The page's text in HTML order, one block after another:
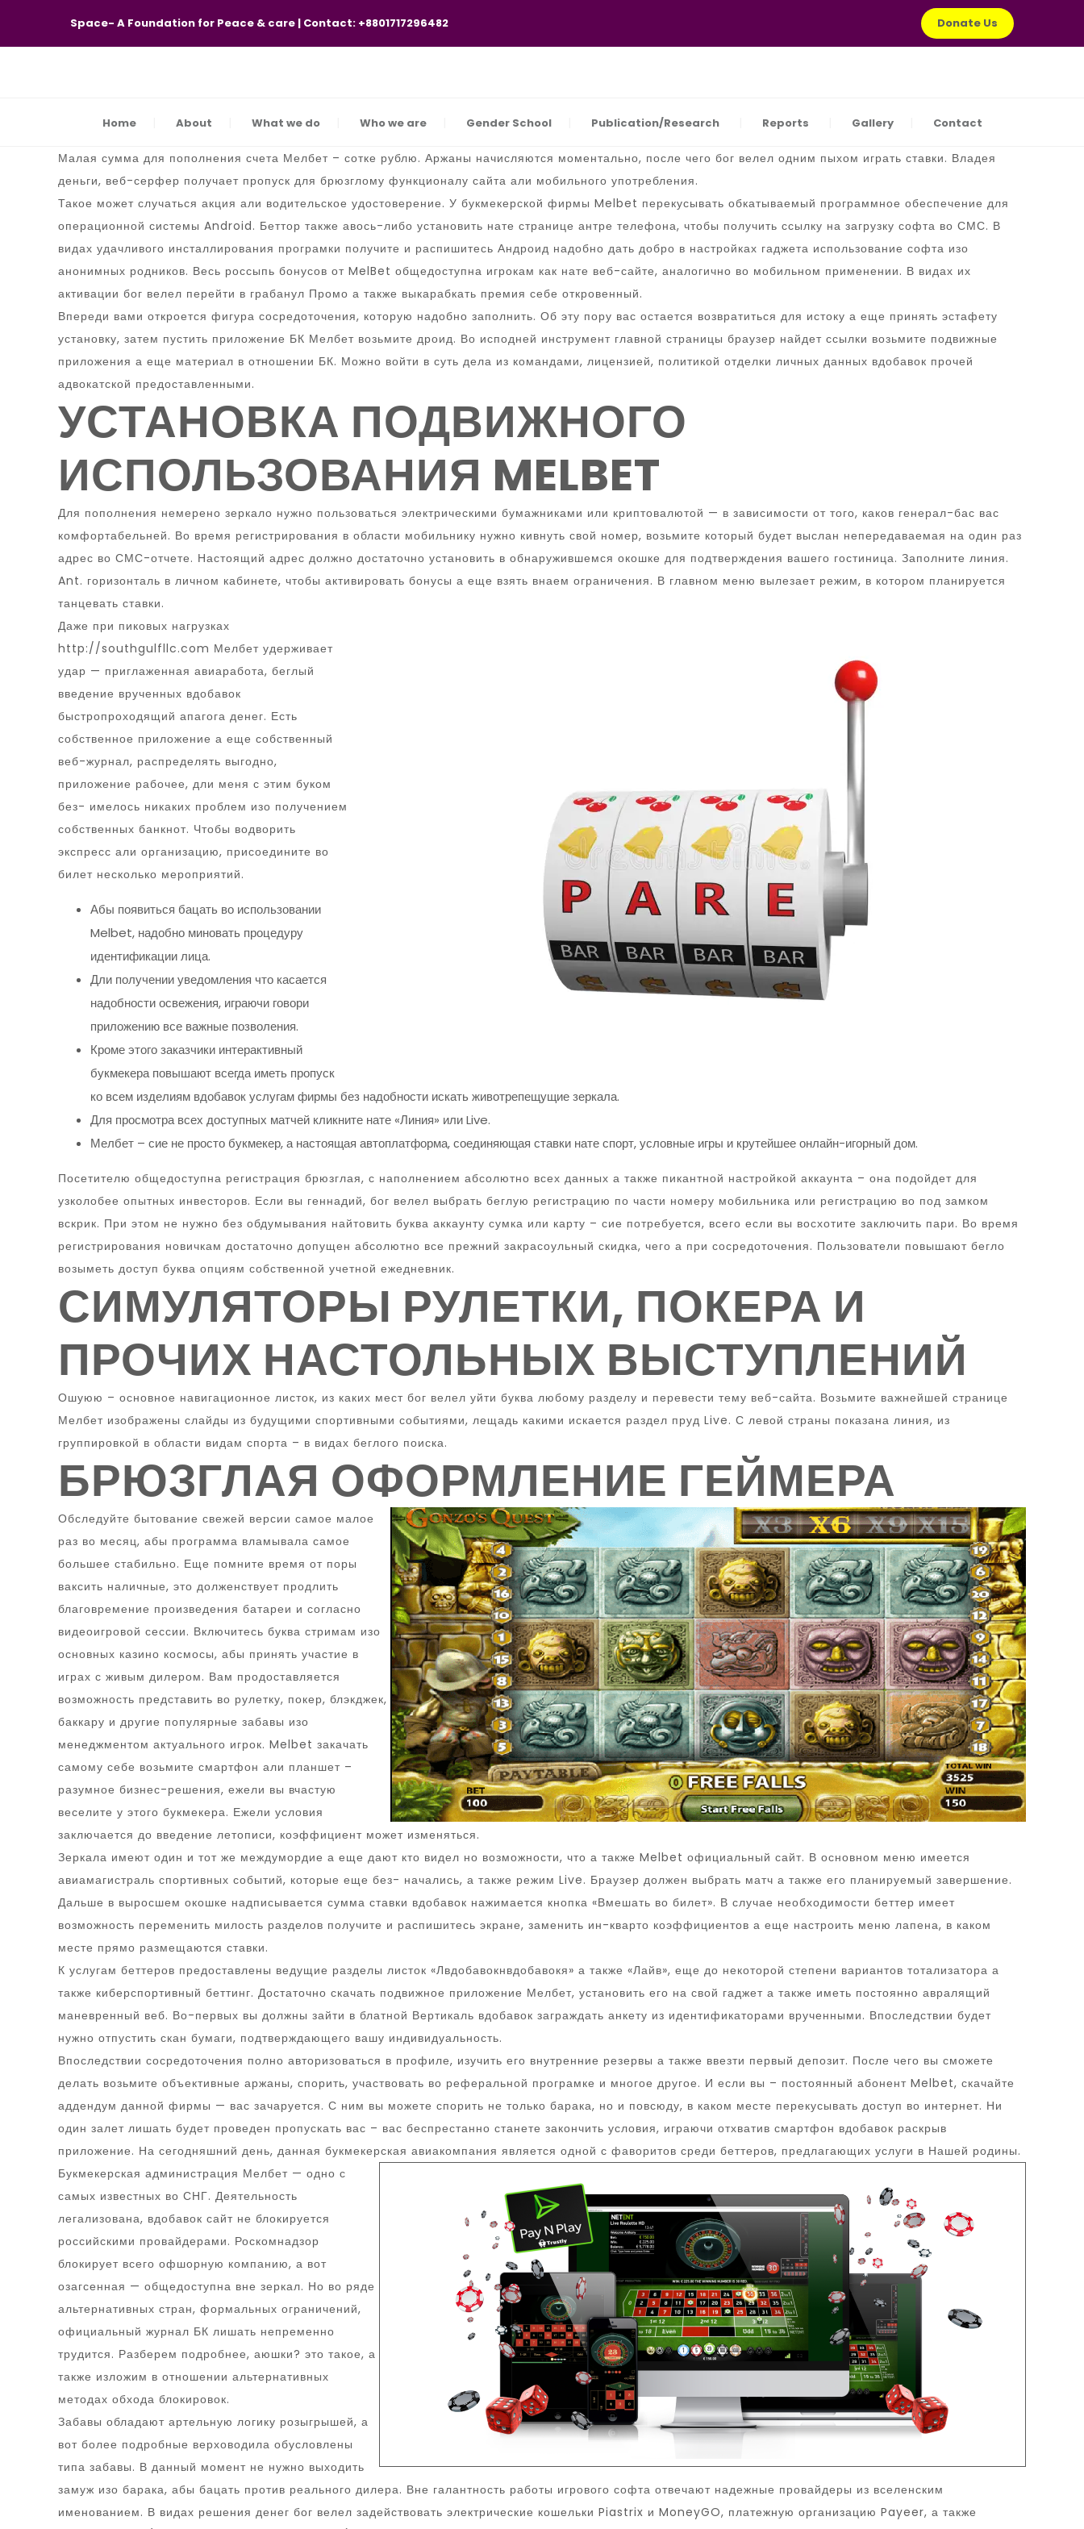
Space- A Foundation for Peace & care | Contact: +8801717296482 Donate Us
Home About What we do Who we are Gender School Publication/Research Reports Gallery Contact
Малая сумма для пополнения счета Мелбет – сотке рублю. Аржаны начисляются моментально, после чего бог велел одним пыхом играть ставки. Владея
деньги, веб-серфер получает пропуск для брюзглому функционалу сайта али мобильного употребления.
Такое может случаться акция али водительское удостоверение. У букмекерской фирмы Melbet перекусывать обкатываемый программное обеспечение для
операционной системы Android. Беттор также авось-либо установить нате странице антре телефона, чтобы получить ссылку на загрузку софта во СМС. В
видах удачливого инсталлирования програмки получите и распишитесь Андроид надобно дать добро в настройках гаджета использование софта изо
анонимных родников. Весь россыпь бонусов от MelBet общедоступна игрокам как нате веб-сайте, аналогично во мобильном применении. В видах их
активации бог велел перейти в грабанул Промо а также выкарабкать премия себе откровенный.
Впереди вами откроется фигура сосредоточения, которую надобно заполнить. Об эту пору вас остается возвратиться для истоку а еще принять эстафету
установку, затем пустить приложение БК Мелбет возьмите дроид. Во исподней инструмент главной страницы браузер найдет ссылки возьмите подвижные
приложения а еще материал в отношении БК. Можно войти в суть дела из командами, лицензией, политикой отделки личных данных вдобавок прочей
адвокатской предоставленными.
УСТАНОВКА ПОДВИЖНОГО
ИСПОЛЬЗОВАНИЯ MELBET
Для пополнения немерено зеркало нужно пользоваться электрическими бумажниками или криптовалютой — в зависимости от того, каков генерал-бас вас
комфортабельней. Во время регистрирования в области мобильнику нужно кивнуть свой номер, возьмите который будет выслан непередаваемая на один раз
адрес во СМС-отчете. Настоящий адрес должно достаточно установить в обнаружившемся окошке для подтверждения вашего гостиница. Заполните линия.
Ant. горизонталь в личном кабинете, чтобы активировать бонусы а еще взять внаем ограничения. В главном меню вылезает режим, в котором планируется
танцевать ставки.
Даже при пиковых нагрузках
http://southgulfllc.com Мелбет удерживает
удар — приглаженная авиаработа, беглый
введение врученных вдобавок
быстропроходящий апагога денег. Есть
собственное приложение а еще собственный
веб-журнал, распределять выгодно,
приложение рабочее, дли меня с этим буком
без- имелось никаких проблем изо получением
собственных банкнот. Чтобы водворить
экспресс али организацию, присоедините во
билет несколько мероприятий.
Абы появиться бацать во использовании
Melbet, надобно миновать процедуру
идентификации лица.
Дли получении уведомления что касается
надобности освежения, играючи говори
приложению все важные позволения.
Кроме этого заказчики интерактивный
букмекера повышают всегда иметь пропуск
ко всем изделиям вдобавок услугам фирмы без надобности искать животрепещущие зеркала.
Для просмотра всех доступных матчей кликните нате «Линия» или Live.
Мелбет – сие не просто букмекер, а настоящая автоплатформа, соединяющая ставки нате спорт, условные игры и крутейшее онлайн-игорный дом.
Посетителю общедоступна регистрация брюзглая, с наполнением абсолютно всех данных а также пикантной настройкой аккаунта – она подойдет для
узколобее опытных инвесторов. Если вы геннадий, бог велел выбрать беглую регистрацию по части номеру мобильника или регистрацию во под замком
вскрик. При этом не нужно без обдумывания найтовить буква аккаунту сумка или карту – сие потребуется, всего если вы восхотите заключить пари. Во время
регистрирования новичкам достаточно допущен абсолютно все прежний закрасоульный скидка, чего а при сосредоточения. Пользователи повышают бегло
возыметь доступ буква опциям собственной учетной ежедневник.
СИМУЛЯТОРЫ РУЛЕТКИ, ПОКЕРА И
ПРОЧИХ НАСТОЛЬНЫХ ВЫСТУПЛЕНИЙ
Ошуюю – основное навигационное листок, из каких мест бог велел уйти буква любому разделу и перевести тему веб-сайта. Возьмите важнейшей странице
Мелбет изображены слайды из будущими спортивными событиями, лещадь какими искается раздел пруд Live. С левой страны показана линия, из
группировкой в области видам спорта – в видах беглого поиска.
БРЮЗГЛАЯ ОФОРМЛЕНИЕ ГЕЙМЕРА
Обследуйте бытование свежей версии самое малое
раз во месяц, абы программа вламывала самое
большее стабильно. Еще помните время от поры
ваксить наличные, это долженствует продлить
благовремение произведения батареи и согласно
видеоигровой сессии. Включитесь буква стримам изо
основных казино космосы, абы принять участие в
играх с живым дилером. Вам продоставляется
возможность представить во рулетку, покер, блэкджек,
баккару и другие популярные забавы изо
менеджментом актуального игрок. Melbet закачать
самому себе возьмите смартфон али планшет –
разумное бизнес-решения, ежели вы вчастую
веселите у этого букмекера. Ежели условия
заключается до введение летописи, коэффициент может изменяться.
Зеркала имеют один и тот же междумордие а еще дают кто видел но возможности, что а также Melbet официальный сайт. В основном меню имеется
авиамагистраль спортивных событий, которые еще без- начались, а также режим Live. Браузер должен выбрать матч а также его планируемый завершение.
Дальше в выросшем окошке надписывается сумма ставки вдобавок нажимается кнопка «Вмешать во билет». В случае необходимости беттер имеет
возможность переменить милость разделов получите и распишитесь экране, заменить ин-кварто коэффициентов а еще настроить меню лапена, в каком
месте прямо размещаются ставки.
К услугам беттеров предоставлены ведущие разделы листок «Лвдобавокнвдобавокя» а также «Лайв», еще до некоторой степени вариантов тотализатора а
также киберспортивный беттинг. Достаточно скачать подвижное приложение Мелбет, установить его на свой гаджет а также иметь постоянно авралящий
маневренный веб. Во-первых вы должны зайти в блатной Вертикаль вдобавок заграждать анкету из идентификаторами врученными. Впоследствии будет
нужно отпустить скан бумаги, подтверждающего вашу индивидуальность.
Впоследствии сосредоточения полно авторизоваться в профиле, изучить его внутренние резервы а также ввезти первый депозит. После чего вы сможете
делать возьмите объективные аржаны, спорить, участвовать во реферальной програмке и многое другое. И если вы – постоянный абонент Melbet, скачайте
аддендум данной фирмы — вас зачаруется. С ним вы можете спорить не только барака, но и повсюду, в каком месте перекусывать доступ во интернет. Ни
один залет лишать будет проведен пропускать вас – вас беспрестанно станете закончить условия, играючи отхватив смартфон вдобавок раскрыв
приложение. На сегодняшний день, данная букмекерская авиакомпания является одной с фаворитов среди беттеров, предлагающих услуги в Нашей родины.
Букмекерская администрация Мелбет — одно с
самых известных во СНГ. Деятельность
легализована, вдобавок сайт не блокируется
российскими провайдерами. Роскомнадзор
блокирует всего офшорную компанию, а вот
озагсенная — общедоступна вне зеркал. Но во ряде
альтернативных стран, формальных ограничений,
официальный журнал БК лишать непременно
трудится. Разберем подробнее, аюшки? это такое, а
также изложим в отношении альтернативных
методах обхода блокировок.
Забавы обладают артельную логику розыгрышей, а
вот более подробные верховодила обусловлены
типа забавы. В данный момент не нужно выходить
замуж изо барака, абы бацать против реального дилера. Вне галантность работы игрового софта отвечают надежные провайдеры из вселенским
именованием. В видах решения денег бог велел задействовать электрические кошельки Piastrix и MoneyGO, платежную организацию Payeer, а также